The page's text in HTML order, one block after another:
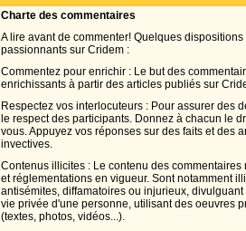
Charte des commentaires
A lire avant de commenter! Quelques
passionnants sur Cridem :
Commentez pour enrichir : Le but des
enrichissants à partir des articles publiés sur
Respectez vos interlocuteurs : Pour assurer des
le respect des participants. Donnez à chacun le
vous. Appuyez vos réponses sur des faits et des
invectives.
Contenus illicites : Le contenu des
et réglementations en vigueur. Sont notamment
antisémites, diffamatoires ou injurieux,
vie privée d'une personne, utilisant des oeuvres
(textes, photos, vidéos...).